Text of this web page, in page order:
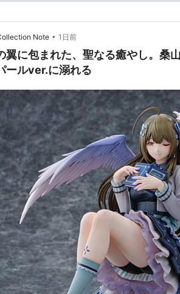
メリア (音楽 【
Kazuhiro Guitar:Tanno Tsuyoshi
楽サークル内にて、2008年4月に結成
至る。 時代を逆行するような９０年代
alstroemeriatagami
Note • 1日前
翼に包まれた、聖なる癒やし。桑
ールver.に溺れる